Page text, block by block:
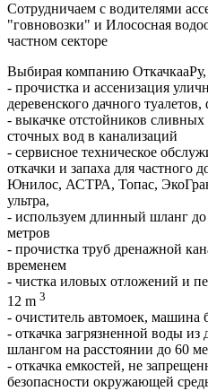
Сотрудничаем с водителями
"говновозки" и Илососная
частном секторе
Выбирая компанию
- прочистка и ассенизация
деревенского дачного
- выкачке отстойников
сточных вод в канализаций
- сервисное техническое
откачки и запаха для частного
Юнилос, АСТРА, Топас,
ультра,
- используем длинный шланг
метров
- прочистка труб дренажной
временем
- чистка иловых отложений и
12 m 3
- очиститель автомоек, машина
- откачка загрязненной воды
шлангом на расстоянии до 60
- откачка емкостей, не
безопасности окружающей